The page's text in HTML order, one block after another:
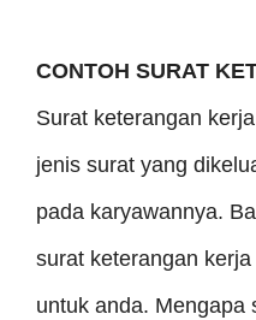
CONTOH SURAT
Surat keterangan
jenis surat yang
pada karyawannya.
surat keterangan
untuk anda. Mengapa